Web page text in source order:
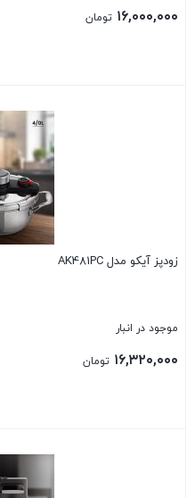
۱۶,۰۰۰,۰۰۰ تومان
زودپز آیکو مدل AK481PC
موجود در انبار
۱۶,۳۲۰,۰۰۰ تومان